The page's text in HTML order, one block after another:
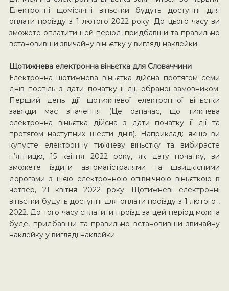
Електронні щомісячні віньєтки будуть доступні для
оплати проїзду з 1 лютого 2022 року. До цього часу ви
зможете оплатити цей період, придбавши та правильно
встановивши звичайну віньєтку у вигляді наклейки.
Щотижнева електронна віньєтка для Словаччини
Електронна щотижнева віньєтка дійсна протягом семи
днів поспіль з дати початку її дії, обраної замовником.
Перший день дії щотижневої електронної віньєтки
завжди має значення (Це означає, що тижнева
електронна віньєтка дійсна з дати початку її дії та
протягом наступних шести днів). Наприклад: якщо ви
купуєте електронну тижневу віньєтку та вибираєте
п’ятницю, 15 квітня 2022 року, як дату початку, ви
зможете їздити автомагістралями та швидкісними
дорогами з цією електронною опівнічною віньєткою в
четвер, 21 квітня 2022 року. Щотижневі електронні
віньєтки будуть доступні для оплати проїзду з 1 лютого ,
2022. До того часу сплатити проїзд за цей період можна
буде, придбавши та правильно встановивши звичайну
наклейку у вигляді наклейки.